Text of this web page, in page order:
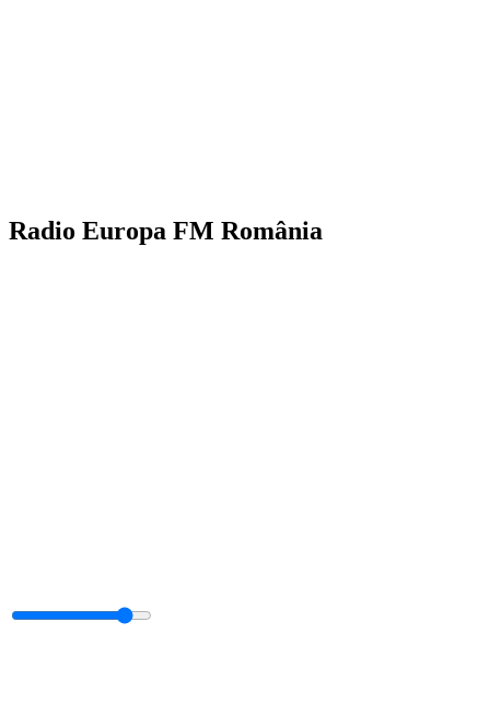
Radio Europa FM România